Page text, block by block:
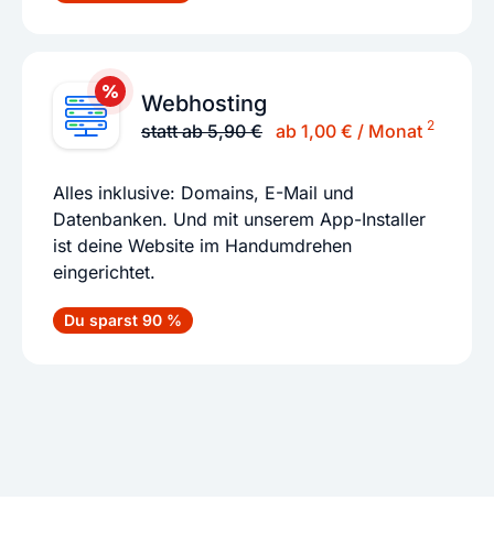
Webhosting
statt ab 5,90 € ab 1,00 € / Monat 2
Alles inklusive: Domains, E-Mail und
Datenbanken. Und mit unserem App-Installer
ist deine Website im Handumdrehen
eingerichtet.
Du sparst 90 %